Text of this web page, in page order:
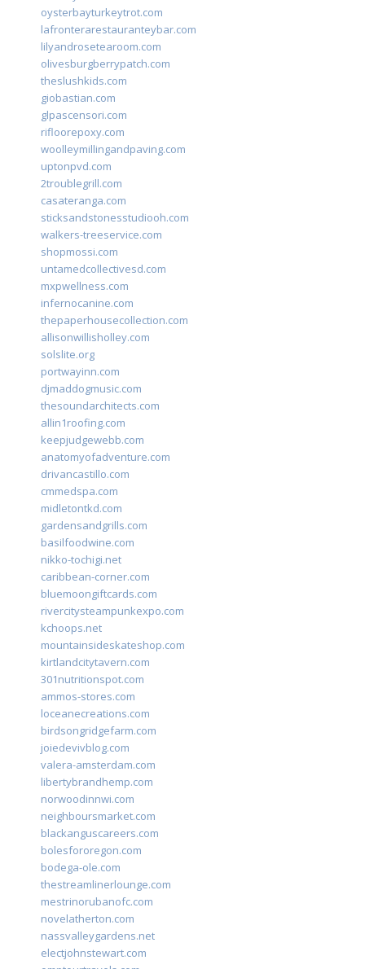
oysterbayturkeytrot.com
lafronterarestauranteybar.com
lilyandrosetearoom.com
olivesburgberrypatch.com
theslushkids.com
giobastian.com
glpascensori.com
rifloorepoxy.com
woolleymillingandpaving.com
uptonpvd.com
2troublegrill.com
casateranga.com
sticksandstonesstudiooh.com
walkers-treeservice.com
shopmossi.com
untamedcollectivesd.com
mxpwellness.com
infernocanine.com
thepaperhousecollection.com
allisonwillisholley.com
solslite.org
portwayinn.com
djmaddogmusic.com
thesoundarchitects.com
allin1roofing.com
keepjudgewebb.com
anatomyofadventure.com
drivancastillo.com
cmmedspa.com
midletontkd.com
gardensandgrills.com
basilfoodwine.com
nikko-tochigi.net
caribbean-corner.com
bluemoongiftcards.com
rivercitysteampunkexpo.com
kchoops.net
mountainsideskateshop.com
kirtlandcitytavern.com
301nutritionspot.com
ammos-stores.com
loceanecreations.com
birdsongridgefarm.com
joiedevivblog.com
valera-amsterdam.com
libertybrandhemp.com
norwoodinnwi.com
neighboursmarket.com
blackanguscareers.com
bolesfororegon.com
bodega-ole.com
thestreamlinerlounge.com
mestrinorubanofc.com
novelatherton.com
nassvalleygardens.net
electjohnstewart.com